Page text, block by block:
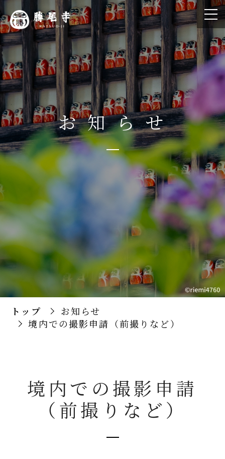
お 知 ら せ
トップ
お知らせ
境内での撮影申請（前撮りなど）
境内での撮影申請
（前撮りなど）